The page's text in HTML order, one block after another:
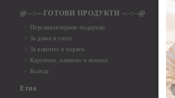
@--:---ГОТОВИ ПРОДУКТИ ---:--@
Персанализирани подаръци
За дома и уюта
За книгите и хората
Картички, пликове и покани
Коледа
Етно